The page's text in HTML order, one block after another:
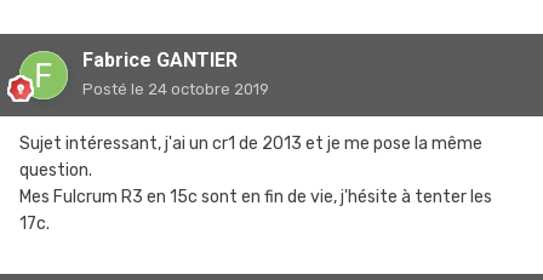
Fabrice GANTIER
Posté le 24 octobre 2019
Sujet intéressant, j'ai un cr1 de 2013 et je me pose la même
question.
Mes Fulcrum R3 en 15c sont en fin de vie, j'hésite à tenter les
17c.